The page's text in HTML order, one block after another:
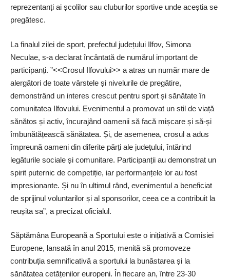
reprezentanți ai școlilor sau cluburilor sportive unde aceștia se
pregătesc.
La finalul zilei de sport, prefectul județului Ilfov, Simona
Neculae, s-a declarat încântată de numărul important de
participanți. ”<<Crosul Ilfovului>> a atras un număr mare de
alergători de toate vârstele și nivelurile de pregătire,
demonstrând un interes crescut pentru sport și sănătate în
comunitatea Ilfovului. Evenimentul a promovat un stil de viață
sănătos și activ, încurajând oamenii să facă mișcare și să-și
îmbunătățească sănătatea. Și, de asemenea, crosul a adus
împreună oameni din diferite părți ale județului, întărind
legăturile sociale și comunitare. Participanții au demonstrat un
spirit puternic de competiție, iar performanțele lor au fost
impresionante. Și nu în ultimul rând, evenimentul a beneficiat
de sprijinul voluntarilor și al sponsorilor, ceea ce a contribuit la
reușita sa”, a precizat oficialul.
Săptămâna ­Europeană a Sportului este o inițiativă a Comisiei
Europene, lansată în anul 2015, menită să promoveze
contribuția semnificativă a sportului la bunăstarea și la
sănătatea cetățenilor europeni. În fiecare an, între 23-30